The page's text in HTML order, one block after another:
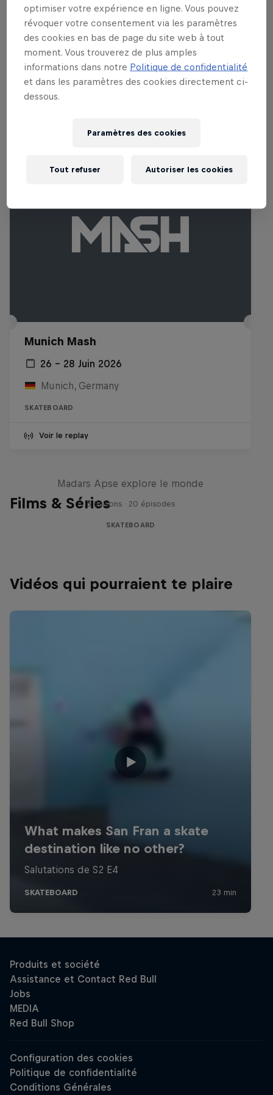
Danny León
Spain
Munich Mash
26 – 28 Juin 2026
Munich, Germany
SKATEBOARD
Voir le replay
Films & Séries
Madars Apse explore le monde
5 Saisons · 20 épisodes
SKATEBOARD
Vidéos qui pourraient te plaire
optimiser votre expérience en ligne. Vous pouvez
révoquer votre consentement via les paramètres
des cookies en bas de page du site web à tout
moment. Vous trouverez de plus amples
informations dans notre Politique de confidentialité
et dans les paramètres des cookies directement ci-
dessous.
Paramètres des cookies
Tout refuser Autoriser les cookies